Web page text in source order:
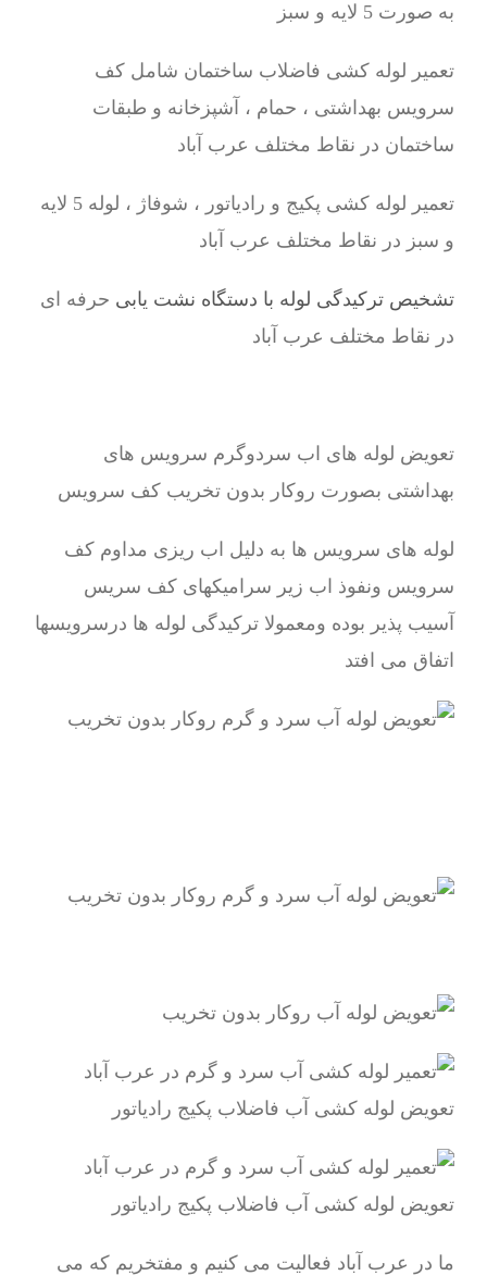
به صورت 5 لایه و سبز
تعمیر لوله کشی فاضلاب ساختمان شامل کف
سرویس بهداشتی ، حمام ، آشپزخانه و طبقات
ساختمان در نقاط مختلف عرب‌ آباد
تعمیر لوله کشی پکیج و رادیاتور ، شوفاژ ، لوله 5 لایه
و سبز در نقاط مختلف عرب‌ آباد
تشخیص ترکیدگی لوله با دستگاه نشت یابی حرفه ای
در نقاط مختلف عرب‌ آباد
تعویض لوله های اب سردوگرم سرویس های
بهداشتی بصورت روکار بدون تخریب کف سرویس
لوله های سرویس ها به دلیل اب ریزی مداوم کف
سرویس ونفوذ اب زیر سرامیکهای کف سریس
آسیب پذیر بوده ومعمولا ترکیدگی لوله ها درسرویسها
اتفاق می افتد
ما در عرب‌ آباد فعالیت می کنیم و مفتخریم که می